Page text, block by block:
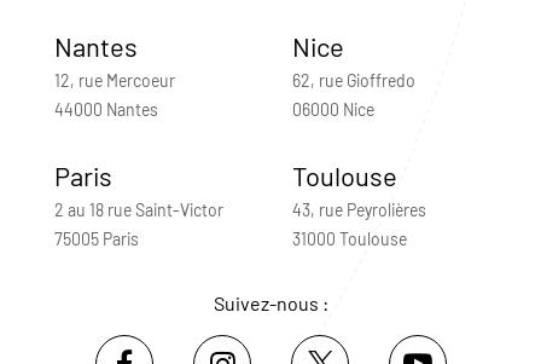
Nantes
12, rue Mercoeur
44000 Nantes
Nice
62, rue Gioffredo
06000 Nice
Paris
2 au 18 rue Saint-Victor
75005 Paris
Toulouse
43, rue Peyrolières
31000 Toulouse
Suivez-nous :